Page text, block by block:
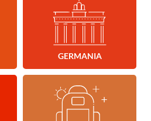
GERMANIA